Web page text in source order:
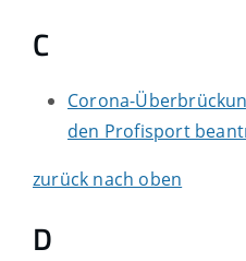
C
Corona-
den Profisport
zurück nach oben
D